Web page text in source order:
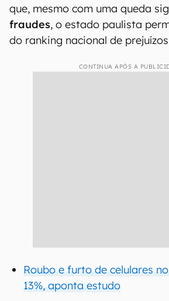
que, mesmo com uma queda
fraudes, o estado paulista
do ranking nacional de
CONTINUA APÓS A
Roubo e furto de celulares
13%, aponta estudo